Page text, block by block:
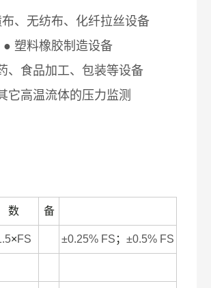
、无纺布、化纤拉丝设备
● 塑料橡胶制造设备
、食品加工、包装等设备
它高温流体的压力监测
数 备
×FS ±0.25% FS ； ±0.5% FS